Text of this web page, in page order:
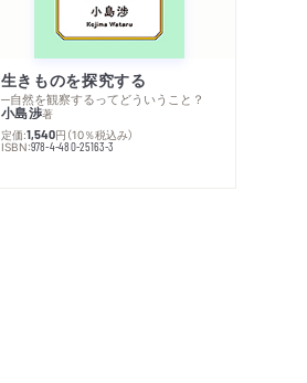
生きものを探究する
─自然を観察するってどういうこと？
小島渉著
定価:1,540円 （10％税込み）
ISBN:978-4-480-25163-3